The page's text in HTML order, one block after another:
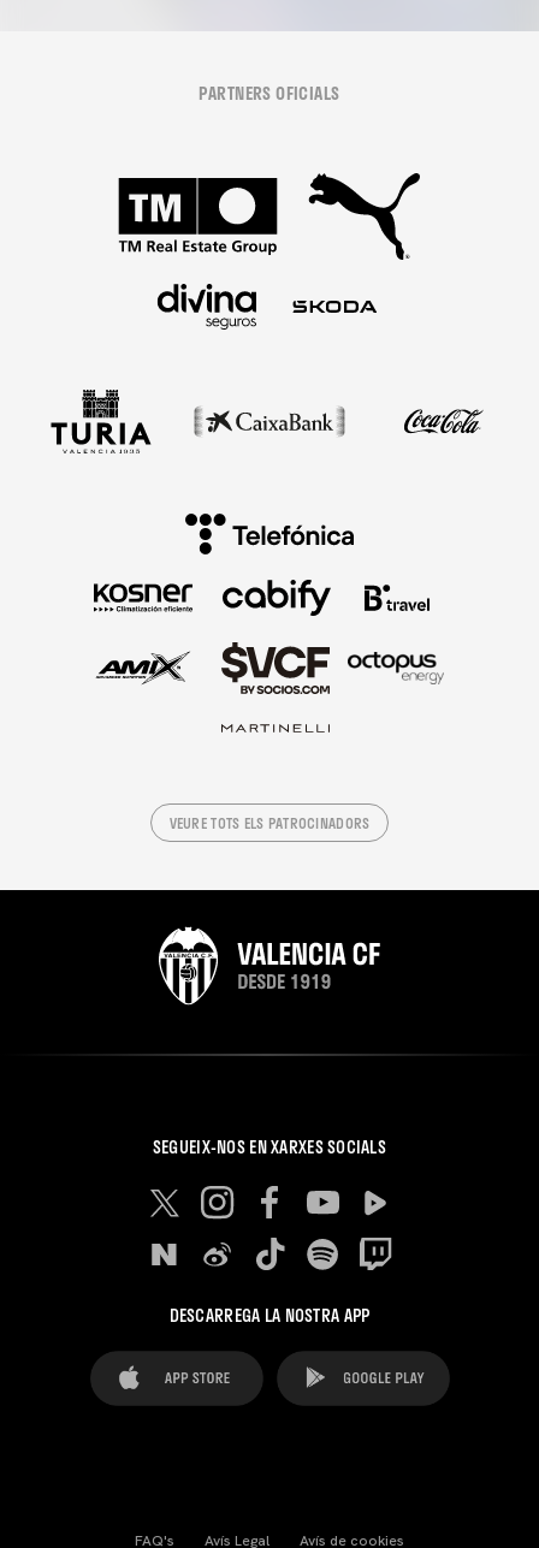
PARTNERS OFICIALS
VEURE TOTS ELS PATROCINADORS
SEGUEIX-NOS EN XARXES SOCIALS
DESCARREGA LA NOSTRA APP
FAQ's Avís Legal Avís de cookies